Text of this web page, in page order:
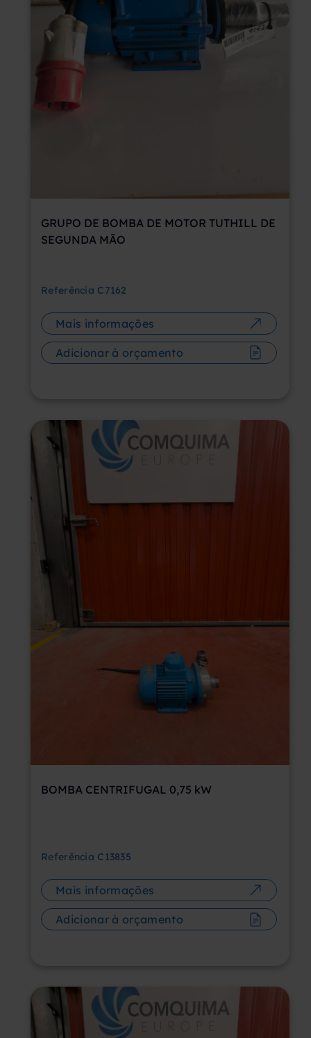
GRUPO DE BOMBA DE MOTOR TUTHILL DE
SEGUNDA MÃO
Referência C7162
Mais informações
Adicionar à orçamento
BOMBA CENTRIFUGAL 0,75 kW
Referência C13835
Mais informações
Adicionar à orçamento